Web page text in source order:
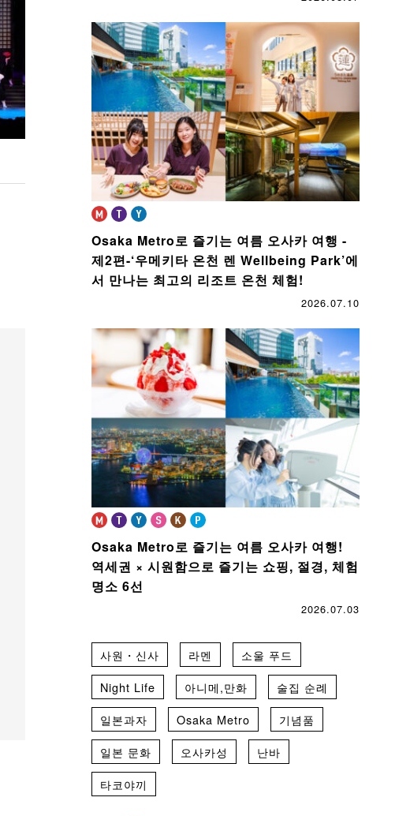
Osaka Metro로 즐기는 여름 오사카 여행 -
제2편-‘우메키타 온천 렌 Wellbeing Park’에
서 만나는 최고의 리조트 온천 체험!
2026.07.10
Osaka Metro로 즐기는 여름 오사카 여행!
역세권 × 시원함으로 즐기는 쇼핑, 절경, 체험
명소 6선
2026.07.03
사원・신사 라멘
소울 푸드
Night Life
아니메,만화
술집 순례
일본과자
Osaka Metro
기념품
일본 문화
오사카성
난바
타코야끼